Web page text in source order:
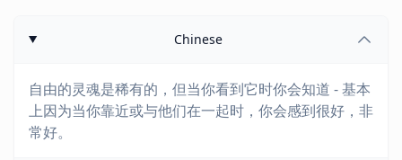
Chinese
自由的灵魂是稀有的，但当你看到它时你会知道 - 基本
上因为当你靠近或与他们在一起时，你会感到很好，非
常好。